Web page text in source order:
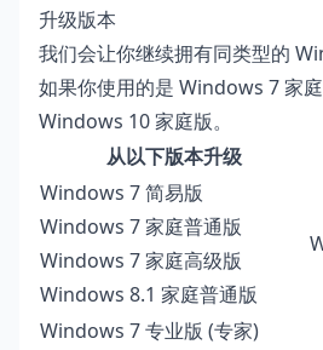
升级版本
我们会让你继续拥有同类型的
如果你使用的是 Windows 7 家
Windows 10 家庭版。
从以下版本升级
Windows 7 简易版
Windows 7 家庭普通版
Windows 7 家庭高级版
Windows 8.1 家庭普通版
Windows 7 专业版 (专家)